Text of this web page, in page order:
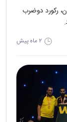
رکورد دوضرب
۲ ماه پیش